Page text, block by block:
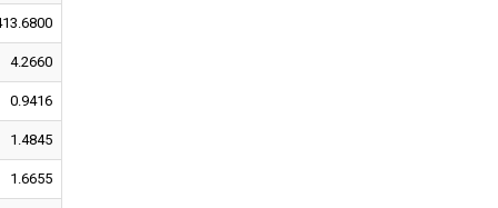
4.2660
0.9416
1.4845
1.6655